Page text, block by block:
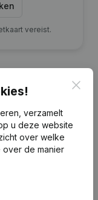
vereist.
2022
verzamelt
u deze website
over welke
over de manier